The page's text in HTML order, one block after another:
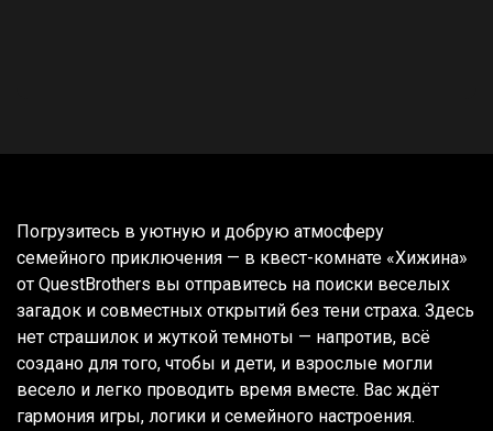
Погрузитесь в уютную и добрую атмосферу
семейного приключения — в квест-комнате «Хижина»
от QuestBrothers вы отправитесь на поиски веселых
загадок и совместных открытий без тени страха. Здесь
нет страшилок и жуткой темноты — напротив, всё
создано для того, чтобы и дети, и взрослые могли
весело и легко проводить время вместе. Вас ждёт
гармония игры, логики и семейного настроения.